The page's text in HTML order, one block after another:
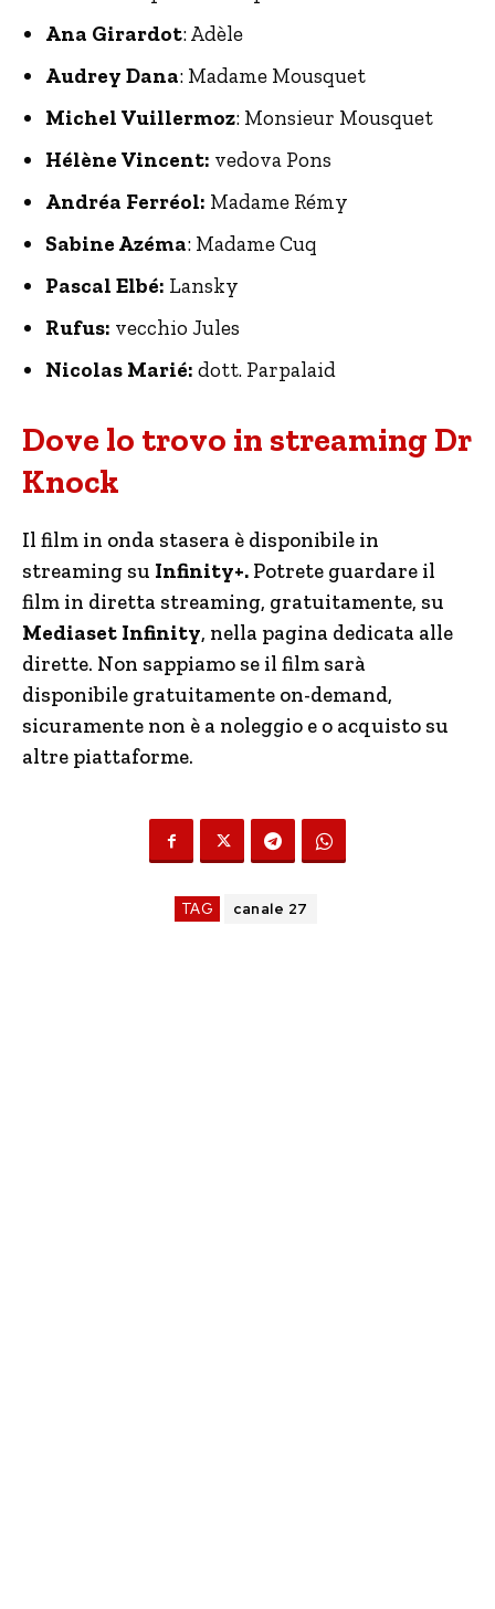
Ana Girardot: Adèle
Audrey Dana: Madame Mousquet
Michel Vuillermoz: Monsieur Mousquet
Hélène Vincent: vedova Pons
Andréa Ferréol: Madame Rémy
Sabine Azéma: Madame Cuq
Pascal Elbé: Lansky
Rufus: vecchio Jules
Nicolas Marié: dott. Parpalaid
Dove lo trovo in streaming Dr
Knock
Il film in onda stasera è disponibile in
streaming su Infinity+. Potrete guardare il
film in diretta streaming, gratuitamente, su
Mediaset Infinity, nella pagina dedicata alle
dirette. Non sappiamo se il film sarà
disponibile gratuitamente on-demand,
sicuramente non è a noleggio e o acquisto su
altre piattaforme.
TAG canale 27